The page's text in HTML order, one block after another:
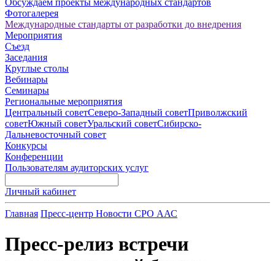
Обсуждаем проекты международных стандартов
Фотогалерея
Международные стандарты от разработки до внедрения
Мероприятия
Съезд
Заседания
Круглые столы
Вебинары
Семинары
Региональные мероприятия
Центральный советСеверо-Западный советПриволжский
советЮжный советУральский советСибирско-
Дальневосточный совет
Конкурсы
Конференции
Пользователям аудиторских услуг
Личный кабинет
Главная Пресс-центр Новости СРО ААС
Пресс-релиз встречи